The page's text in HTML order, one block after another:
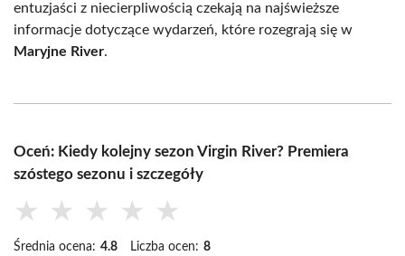
entuzjaści z niecierpliwością czekają na najświeższe
informacje dotyczące wydarzeń, które rozegrają się w
Maryjne River.
Oceń: Kiedy kolejny sezon Virgin River? Premiera
szóstego sezonu i szczegóły
★ ★ ★ ★ ★
Średnia ocena: 4.8 Liczba ocen: 8